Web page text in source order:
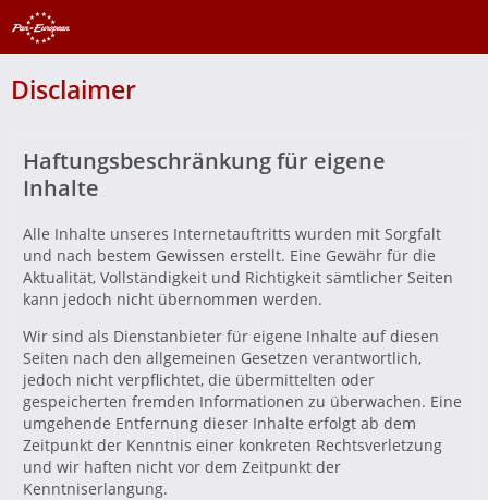
Disclaimer
Haftungsbeschränkung für eigene
Inhalte
Alle Inhalte unseres Internetauftritts wurden mit Sorgfalt
und nach bestem Gewissen erstellt. Eine Gewähr für die
Aktualität, Vollständigkeit und Richtigkeit sämtlicher Seiten
kann jedoch nicht übernommen werden.
Wir sind als Dienstanbieter für eigene Inhalte auf diesen
Seiten nach den allgemeinen Gesetzen verantwortlich,
jedoch nicht verpflichtet, die übermittelten oder
gespeicherten fremden Informationen zu überwachen. Eine
umgehende Entfernung dieser Inhalte erfolgt ab dem
Zeitpunkt der Kenntnis einer konkreten Rechtsverletzung
und wir haften nicht vor dem Zeitpunkt der
Kenntniserlangung.